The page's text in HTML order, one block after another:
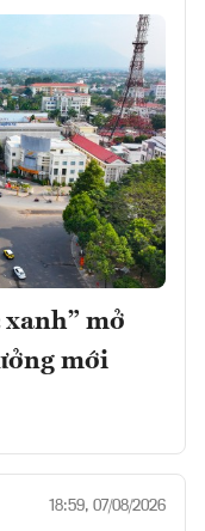
mở
mới
18:59, 07/08/2026